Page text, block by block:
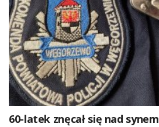
60-latek znęcał się nad synem